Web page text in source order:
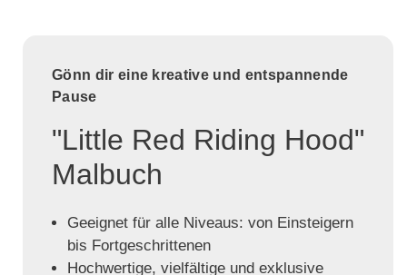
Gönn dir eine kreative und entspannende
Pause
"Little Red Riding Hood"
Malbuch
Geeignet für alle Niveaus: von Einsteigern
bis Fortgeschrittenen
Hochwertige, vielfältige und exklusive